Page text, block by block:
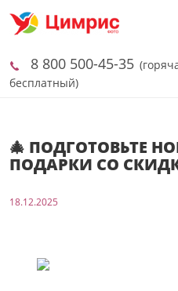
8 800 500-45-35
бесплатный)
🎄 ПОДГОТОВЬТЕ
ПОДАРКИ СО
18.12.2025